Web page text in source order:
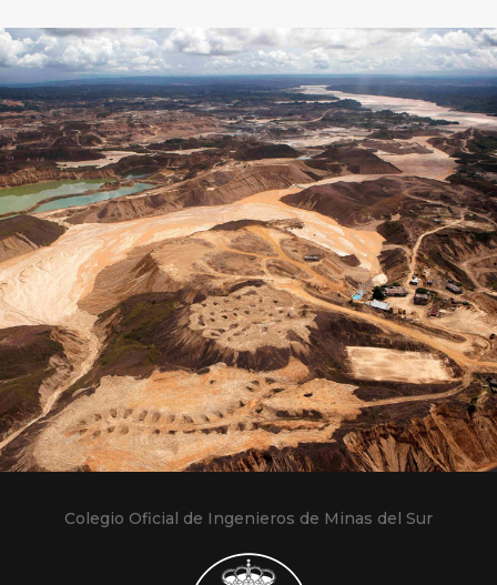
Colegio Oficial de Ingenieros de Minas del Sur